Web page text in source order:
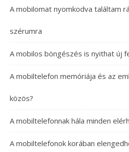
A mobilomat nyomkodva találtam
szérumra
A mobilos böngészés is nyithat új
A mobiltelefon memóriája és az
közös?
A mobiltelefonnak hála minden
A mobiltelefonok korában